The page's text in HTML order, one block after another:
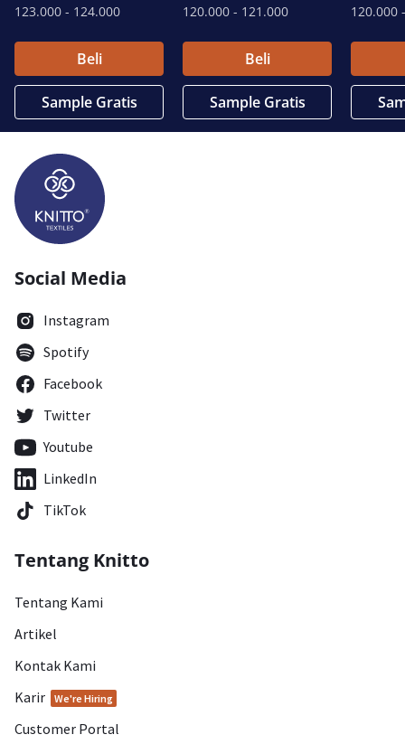
123.000 - 124.000
Beli
Sample Gratis
120.000 - 121.000
Beli
Sample Gratis
120.000
Social Media
Instagram
Spotify
Facebook
Twitter
Youtube
LinkedIn
TikTok
Tentang Knitto
Tentang Kami
Artikel
Kontak Kami
Karir
We're Hiring
Customer Portal